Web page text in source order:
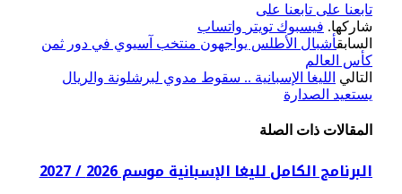
تابعنا على تابعنا على
شاركها. فيسبوك تويتر واتساب
السابقأشبال الأطلس يواجهون منتخب آسيوي في دور ثمن
كأس العالم
التالي الليغا الإسبانية .. سقوط مدوي لبرشلونة والريال
يستعيد الصدارة
المقالات ذات الصلة
البرنامج الكامل لليغا الإسبانية موسم 2026 / 2027